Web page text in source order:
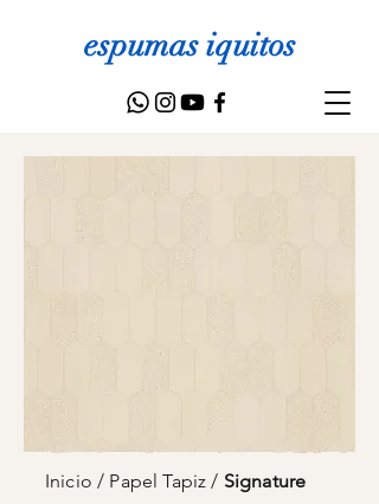
espumas iquitos
Inicio/ Papel Tapiz/ Signature